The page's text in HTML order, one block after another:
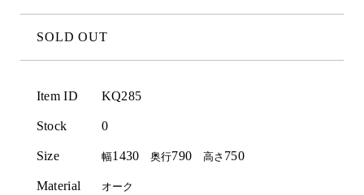
SOLD OUT
Item ID KQ285
Stock 0
Size 幅1430 奥行790 高さ 750
Material オーク